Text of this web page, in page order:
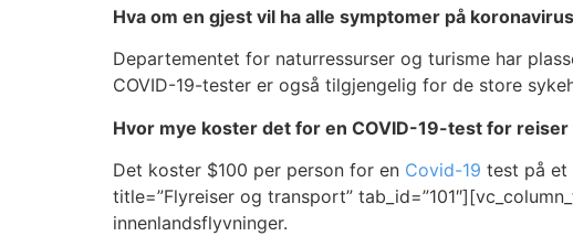
Hva om en gjest vil ha alle symptomer på
Departementet for naturressurser og turisme har
COVID-19-tester er også tilgjengelig for de store
Hvor mye koster det for en COVID-19-test for reiser
Det koster $100 per person for en Covid-19 test på et
title=”Flyreiser og transport”
innenlandsflyvninger.